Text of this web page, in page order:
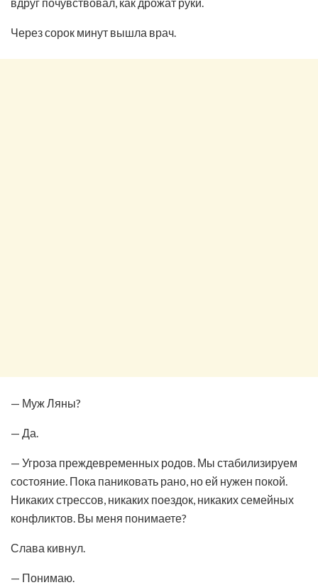
Через сорок минут вышла врач.
— Муж Ляны?
— Да.
— Угроза преждевременных родов. Мы стабилизируем
состояние. Пока паниковать рано, но ей нужен покой.
Никаких стрессов, никаких поездок, никаких семейных
конфликтов. Вы меня понимаете?
Слава кивнул.
— Понимаю.